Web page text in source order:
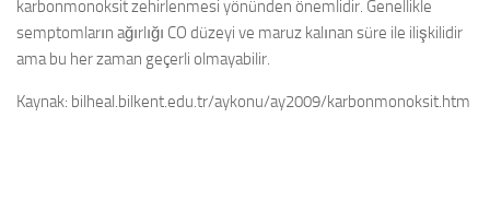
karbonmonoksit zehirlenmesi yönünden önemlidir. Genellikle
semptomların ağırlığı CO düzeyi ve maruz kalınan süre ile ilişkilidir
ama bu her zaman geçerli olmayabilir.
Kaynak: bilheal.bilkent.edu.tr/aykonu/ay2009/karbonmonoksit.htm